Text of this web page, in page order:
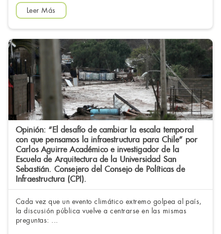
Leer Más
Opinión: “El desafío de cambiar la escala temporal
con que pensamos la infraestructura para Chile” por
Carlos Aguirre Académico e investigador de la
Escuela de Arquitectura de la Universidad San
Sebastián. Consejero del Consejo de Políticas de
Infraestructura (CPI).
Cada vez que un evento climático extremo golpea al país,
la discusión pública vuelve a centrarse en las mismas
preguntas: ...